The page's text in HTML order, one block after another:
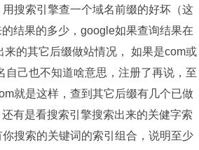
搜索引擎查一个域名前缀的好坏（这
结果的多少，google如果查询结果在
的其它后缀做站情况， 如果是com或
己也不知道啥意思，注册了再说，至
就是这样，查到其它后缀有几个已做
有是看搜索引擎搜索出来的关健字索
搜索的关键词的索引组合，说明至少